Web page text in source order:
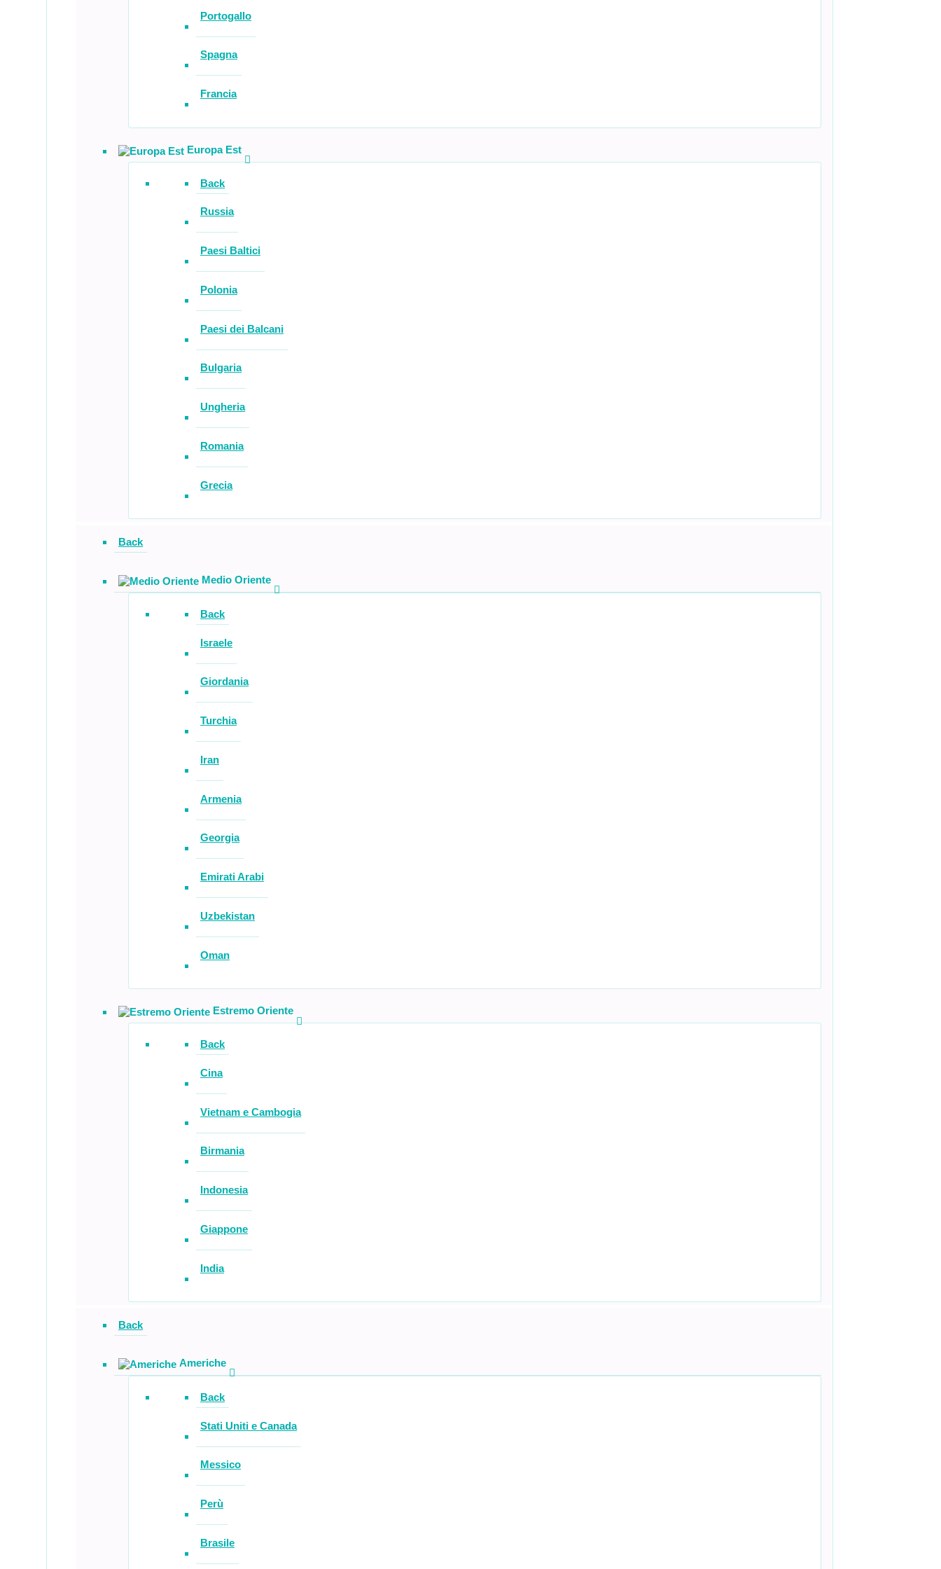
Portogallo
Spagna
Francia
Europa Est
Back
Russia
Paesi Baltici
Polonia
Paesi dei Balcani
Bulgaria
Ungheria
Romania
Grecia
Back
Medio Oriente
Back
Israele
Giordania
Turchia
Iran
Armenia
Georgia
Emirati Arabi
Uzbekistan
Oman
Estremo Oriente
Back
Cina
Vietnam e Cambogia
Birmania
Indonesia
Giappone
India
Back
Americhe
Back
Stati Uniti e Canada
Messico
Perù
Brasile